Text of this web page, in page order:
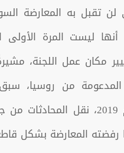
لن تقبل به المعارضة
أنها ليست المرة الأولى
مكان عمل اللجنة،
من روسيا،
في أواخر العام 2019، نقل
المعارضة بشكل